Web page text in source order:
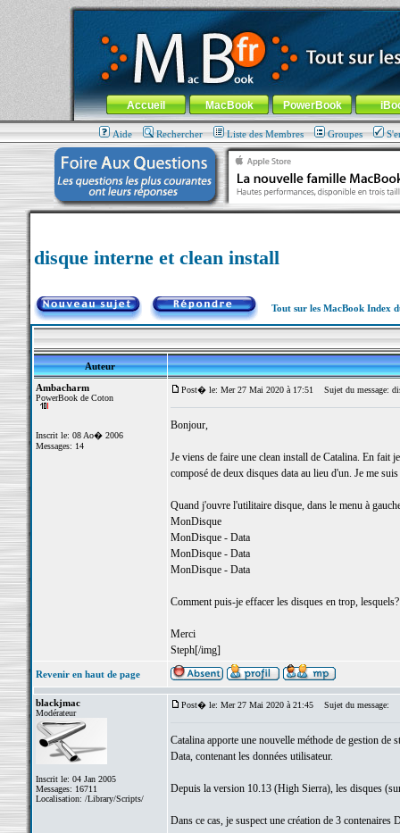
MacBook-fr.com : 100% Apple... 100% nomade !
Aller au contenu-Aller au menu général-Aller au menu de
Menu général
Accueil MacBook PowerBook
Aide Rechercher Liste des Membres Groupes
disque interne et clean install
Tout sur les MacBook Index
Auteur
Ambacharm
PowerBook de Coton
Inscrit le: 08 Ao� 2006
Messages: 14
Post� le: Mer 27 Mai 2020 à 17:51 Sujet du message:
Bonjour,
Je viens de faire une clean install de Catalina. En fait
composé de deux disques data au lieu d'un. Je me
Quand j'ouvre l'utilitaire disque, dans le menu à
MonDisque
MonDisque - Data
MonDisque - Data
MonDisque - Data
Comment puis-je effacer les disques en trop,
Merci
Steph[/img]
Revenir en haut de page
blackjmac
Modérateur
Inscrit le: 04 Jan 2005
Messages: 16711
Localisation: /Library/Scripts/
Post� le: Mer 27 Mai 2020 à 21:45 Sujet du message:
Catalina apporte une nouvelle méthode de gestion de
Data, contenant les données utilisateur.
Depuis la version 10.13 (High Sierra), les disques
Dans ce cas, je suspect une création de 3